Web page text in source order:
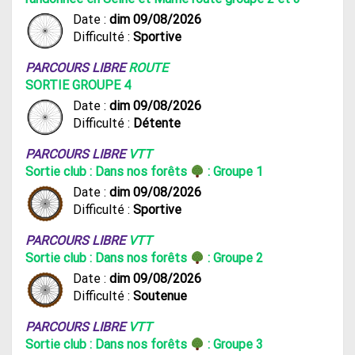
Date : dim 09/08/2026
Difficulté : Sportive
PARCOURS LIBREROUTE
SORTIE GROUPE 4
Date : dim 09/08/2026
Difficulté : Détente
PARCOURS LIBRE VTT
Sortie club : Dans nos forêts
: Groupe 1
Date : dim 09/08/2026
Difficulté : Sportive
PARCOURS LIBRE VTT
Sortie club : Dans nos forêts
: Groupe 2
Date : dim 09/08/2026
Difficulté : Soutenue
PARCOURS LIBRE VTT
Sortie club : Dans nos forêts
: Groupe 3